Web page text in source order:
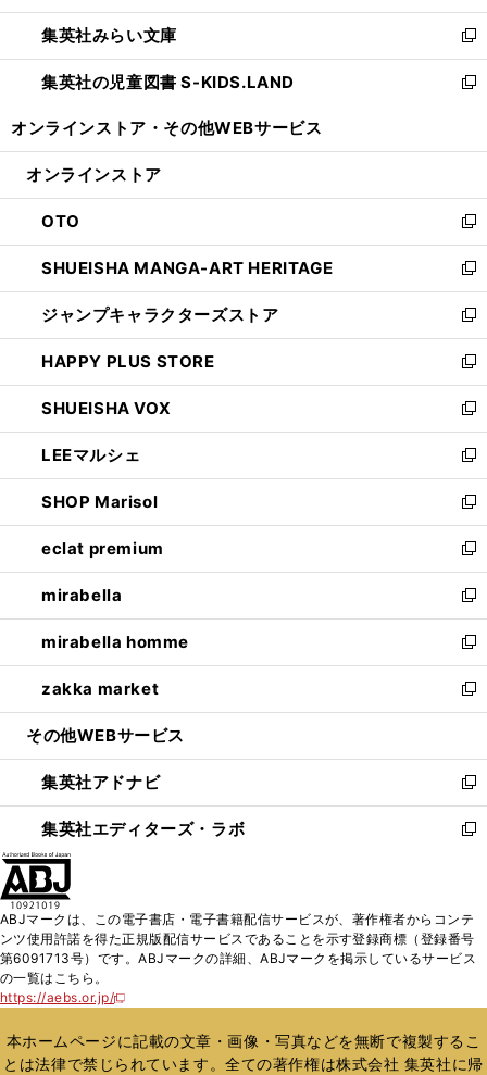
開
く
ウ
で
開
く
ン
ド
ウ
で
ウ
ィ
ン
ド
開
集英社みらい文庫
新
し
い
ン
ウ
で
開
く
集英社の児童図書 S-KIDS.LAND
新
ウ
ン
ド
ウ
で
開
く
オンラインストア・ その他WEBサービス
オンラインストア
OTO
新
し
い
ウ
ィ
ン
ド
ウ
で
開
く
SHUEISHA MANGA-ART HERITAGE
新
し
い
ウ
ィ
ン
ド
ウ
で
開
く
ジャンプキャラクターズストア
新
し
い
ウ
ィ
ン
ド
ウ
で
開
く
HAPPY PLUS STORE
新
し
い
ウ
ィ
ン
ド
ウ
で
開
く
SHUEISHA VOX
新
し
い
ウ
ィ
ン
ド
ウ
で
開
く
LEEマルシェ
新
し
い
ウ
ィ
ン
ド
ウ
で
開
く
SHOP Marisol
新
し
い
ウ
ィ
ン
ド
ウ
で
開
eclat premium
新
し
い
ウ
ィ
ン
ド
ウ
開
く
mirabella
新
し
い
ウ
ィ
ン
ウ
で
開
く
mirabella homme
新
し
い
ウ
ン
ド
ウ
で
zakka market
新
し
ウ
ィ
ン
ド
く
その他WEBサービス
集英社アドナビ
新
し
い
ド
ウ
で
集英社エディターズ・ラボ
新
ィ
ン
ド
開
く
ABJマークは、この電子書店・電子書籍配信サービスが、著作権者からコンテ
ンツ使用許諾を得た正規版配信サービスであることを示す登録商標（登録番号
第6091713号）です。ABJマークの詳細、ABJマークを掲示しているサービス
の一覧はこちら。
https://aebs.or.jp/
新
い
ウ
ィ
本ホームページに記載の文章・画像・写真などを無断で複製するこ
とは法律で禁じられています。全ての著作権は株式会社 集英社に帰